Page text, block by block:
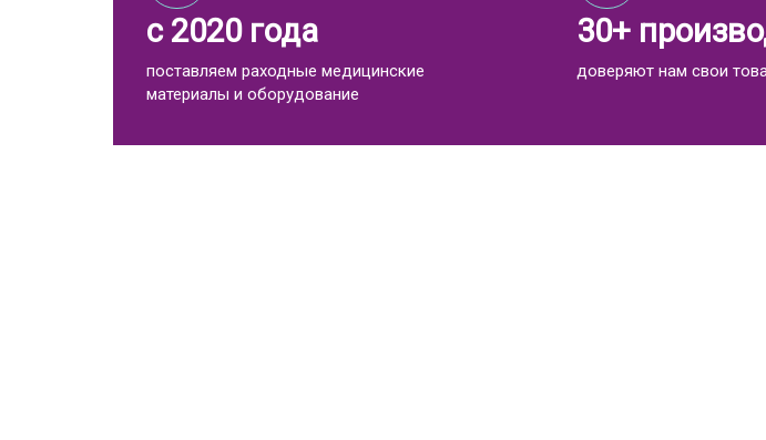
с 2020 года
поставляем раходные медицинские
материалы и оборудование
30+
доверяют нам свои